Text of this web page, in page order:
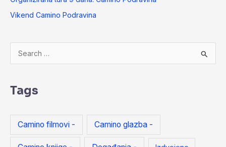
Vikend Camino Podravina
f
Tags
Camino filmovi - Camino glazba -